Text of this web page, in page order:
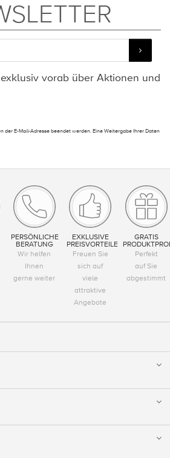
vorab über Aktionen und
der E-Mail-Adresse beendet werden. Eine Weitergabe Ihrer Daten
PERSÖNLICHE
BERATUNG
Wir helfen
Ihnen
gerne weiter
EXKLUSIVE
PREISVORTEILE
Freuen Sie
sich auf
viele
attraktive
Angebote
GRATIS
Perfekt
auf Sie
abgestimmt